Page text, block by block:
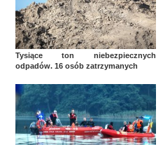
Tysiące ton niebezpiecznych
odpadów. 16 osób zatrzymanych